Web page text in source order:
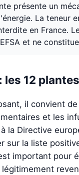
présente un
La teneur
en France.
et ne
12
il convient
et les
la Directive
sur la liste
important pour